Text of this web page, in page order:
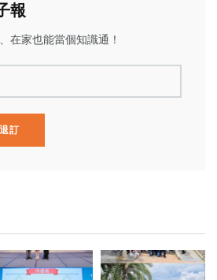
報
在家也能當個知識通！
退訂